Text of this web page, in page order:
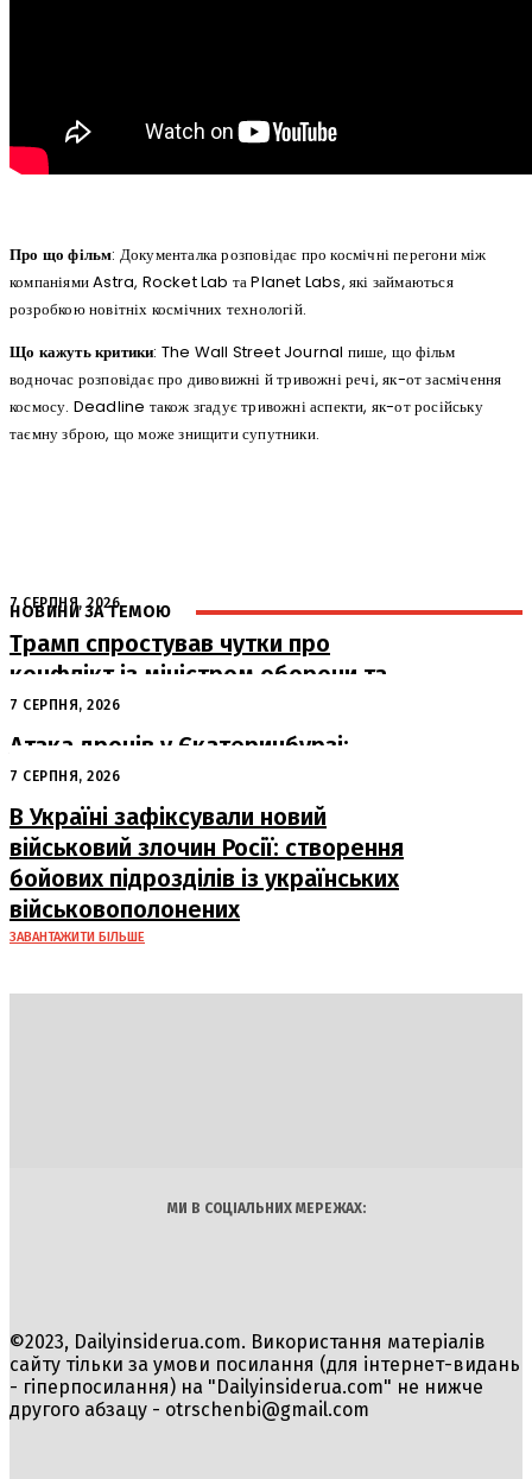
Про що фільм: Документалка розповідає про космічні перегони між
компаніями Astra, Rocket Lab та Planet Labs, які займаються
розробкою новітніх космічних технологій.
Що кажуть критики: The Wall Street Journal пише, що фільм
водночас розповідає про дивовижні й тривожні речі, як-от засмічення
космосу. Deadline також згадує тривожні аспекти, як-от російську
таємну зброю, що може знищити супутники.
НОВИНИ ЗА ТЕМОЮ
7 СЕРПНЯ, 2026
Трамп спростував чутки про
конфлікт із міністром оборони та
похвалив його роботу
7 СЕРПНЯ, 2026
Атака дронів у Єкатеринбурзі:
загорівся склад Wildberries
7 СЕРПНЯ, 2026
В Україні зафіксували новий
військовий злочин Росії: створення
бойових підрозділів із українських
військовополонених
ЗАВАНТАЖИТИ БІЛЬШЕ
МИ В СОЦІАЛЬНИХ МЕРЕЖАХ:
©2023, Dailyinsiderua.com. Використання матеріалів
сайту тільки за умови посилання (для інтернет-видань
- гіперпосилання) на "Dailyinsiderua.com" не нижче
другого абзацу - otrschenbi@gmail.com